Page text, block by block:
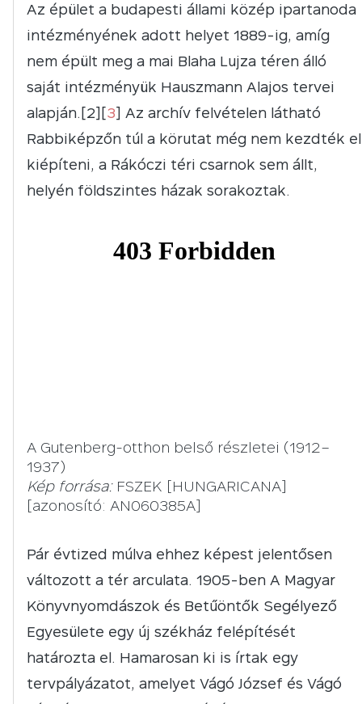
Az épület a budapesti állami közép ipartanoda
intézményének adott helyet 1889-ig, amíg
nem épült meg a mai Blaha Lujza téren álló
saját intézményük Hauszmann Alajos tervei
alapján.[2][3] Az archív felvételen látható
Rabbiképzőn túl a körutat még nem kezdték el
kiépíteni, a Rákóczi téri csarnok sem állt,
helyén földszintes házak sorakoztak.
A Gutenberg-otthon belső részletei (1912–
1937)
Kép forrása:FSZEK [HUNGARICANA]
[azonosító: AN060385A]
Pár évtized múlva ehhez képest jelentősen
változott a tér arculata. 1905-ben A Magyar
Könyvnyomdászok és Betűöntők Segélyező
Egyesülete egy új székház felépítését
határozta el. Hamarosan ki is írtak egy
tervpályázatot, amelyet Vágó József és Vágó